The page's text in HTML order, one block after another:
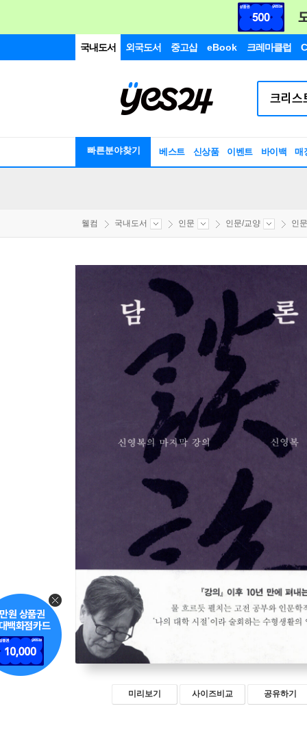
국내도서 외국도서 중고샵 eBook 크레마클럽
빠른분야찾기 베스트 신상품 이벤트 바이백 매
웰컴 국내도서 인문 인문/교양 인
미리보기 사이즈비교 공유하기